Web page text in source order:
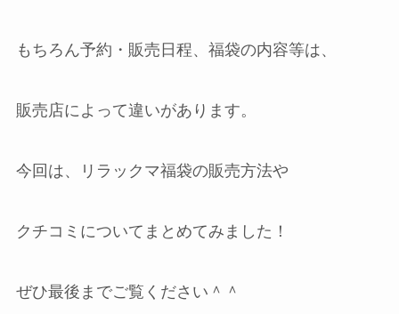
もちろん予約・販売日程、福袋の内容等は、
販売店によって違いがあります。
今回は、リラックマ福袋の販売方法や
クチコミについてまとめてみました！
ぜひ最後までご覧ください＾＾